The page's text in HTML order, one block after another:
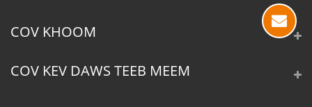
COV KHOOM
COV KEV DAWS TEEB MEEM